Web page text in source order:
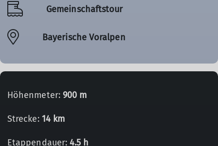
Gemeinschaftstour
Bayerische Voralpen
Höhenmeter: 900 m
Strecke: 14 km
Etappendauer:4.5 h